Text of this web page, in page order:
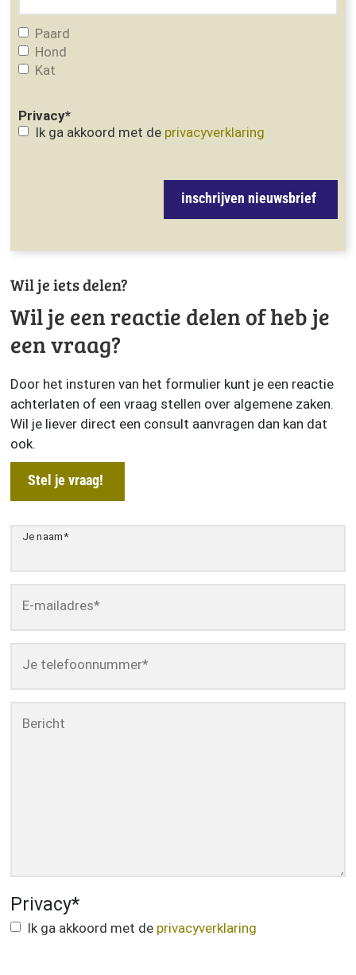
Paard
Hond
Kat
Privacy*
Ik ga akkoord met de privacyverklaring
inschrijven nieuwsbrief
Wil je iets delen?
Wil je een reactie delen of heb je
een vraag?
Door het insturen van het formulier kunt je een reactie
achterlaten of een vraag stellen over algemene zaken.
Wil je liever direct een consult aanvragen dan kan dat
ook.
Stel je vraag!
Je naam*
E-mailadres*
Je telefoonnummer*
Bericht
Privacy*
Ik ga akkoord met de privacyverklaring